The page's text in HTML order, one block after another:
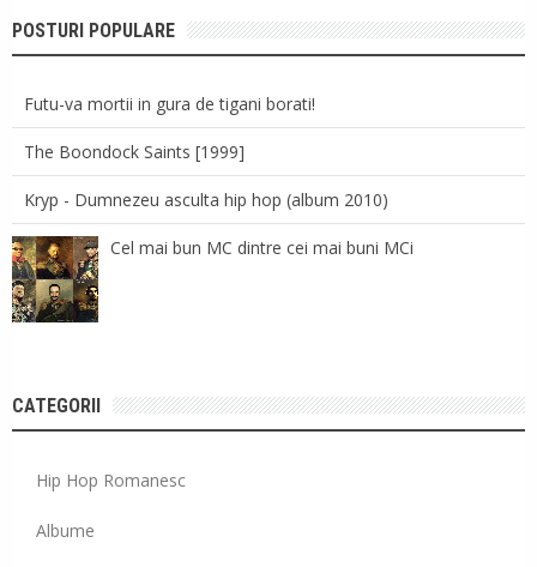
POSTURI POPULARE
Futu-va mortii in gura de tigani borati!
The Boondock Saints [1999]
Kryp - Dumnezeu asculta hip hop (album 2010)
Cel mai bun MC dintre cei mai buni MCi
CATEGORII
Hip Hop Romanesc
Albume